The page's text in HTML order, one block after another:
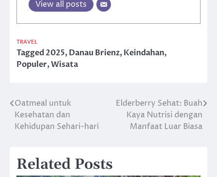
View all posts
TRAVEL
Tagged2025,Danau Brienz,Keindahan,
Populer,Wisata
Post
navigation
Oatmeal untuk
Kesehatan dan
Kehidupan Sehari-hari
Elderberry Sehat: Buah
Kaya Nutrisi dengan
Manfaat Luar Biasa
Related Posts